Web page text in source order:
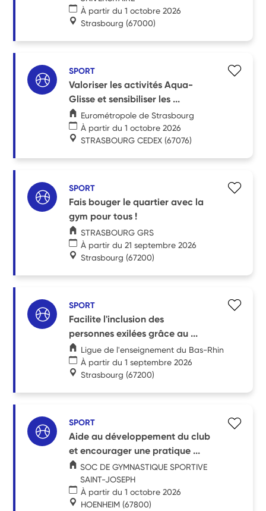
À partir du 1 octobre 2026
Strasbourg (67000)
SPORT
Valoriser les activités Aqua-
Glisse et sensibiliser les ...
Eurométropole de Strasbourg
À partir du 1 octobre 2026
STRASBOURG CEDEX (67076)
SPORT
Fais bouger le quartier avec la
gym pour tous !
STRASBOURG GRS
À partir du 21 septembre 2026
Strasbourg (67200)
SPORT
Facilite l'inclusion des
personnes exilées grâce au ...
Ligue de l'enseignement du Bas-Rhin
À partir du 1 septembre 2026
Strasbourg (67200)
SPORT
Aide au développement du club
et encourager une pratique ...
SOC DE GYMNASTIQUE SPORTIVE
SAINT-JOSEPH
À partir du 1 octobre 2026
HOENHEIM (67800)